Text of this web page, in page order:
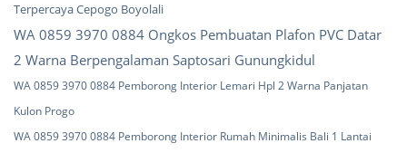
Terpercaya Cepogo Boyolali
WA 0859 3970 0884 Ongkos Pembuatan Plafon PVC Datar
2 Warna Berpengalaman Saptosari Gunungkidul
WA 0859 3970 0884 Pemborong Interior Lemari Hpl 2 Warna Panjatan
Kulon Progo
WA 0859 3970 0884 Pemborong Interior Rumah Minimalis Bali 1 Lantai